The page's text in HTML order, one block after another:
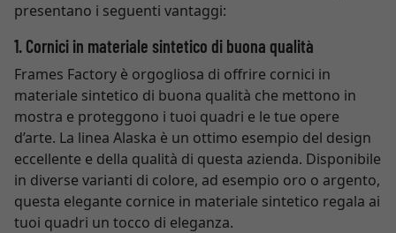
presentano i seguenti vantaggi:
1. Cornici in materiale sintetico di buona qualità
Frames Factory è orgogliosa di offrire cornici in
materiale sintetico di buona qualità che mettono in
mostra e proteggono i tuoi quadri e le tue opere
d’arte. La linea Alaska è un ottimo esempio del design
eccellente e della qualità di questa azienda. Disponibile
in diverse varianti di colore, ad esempio oro o argento,
questa elegante cornice in materiale sintetico regala ai
tuoi quadri un tocco di eleganza.